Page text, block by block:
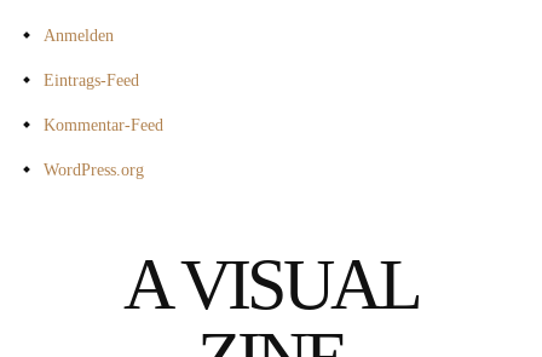
Anmelden
Eintrags-Feed
Kommentar-Feed
WordPress.org
A VISUAL